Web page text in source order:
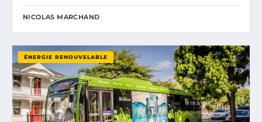
NICOLAS MARCHAND
ÉNERGIE RENOUVELABLE